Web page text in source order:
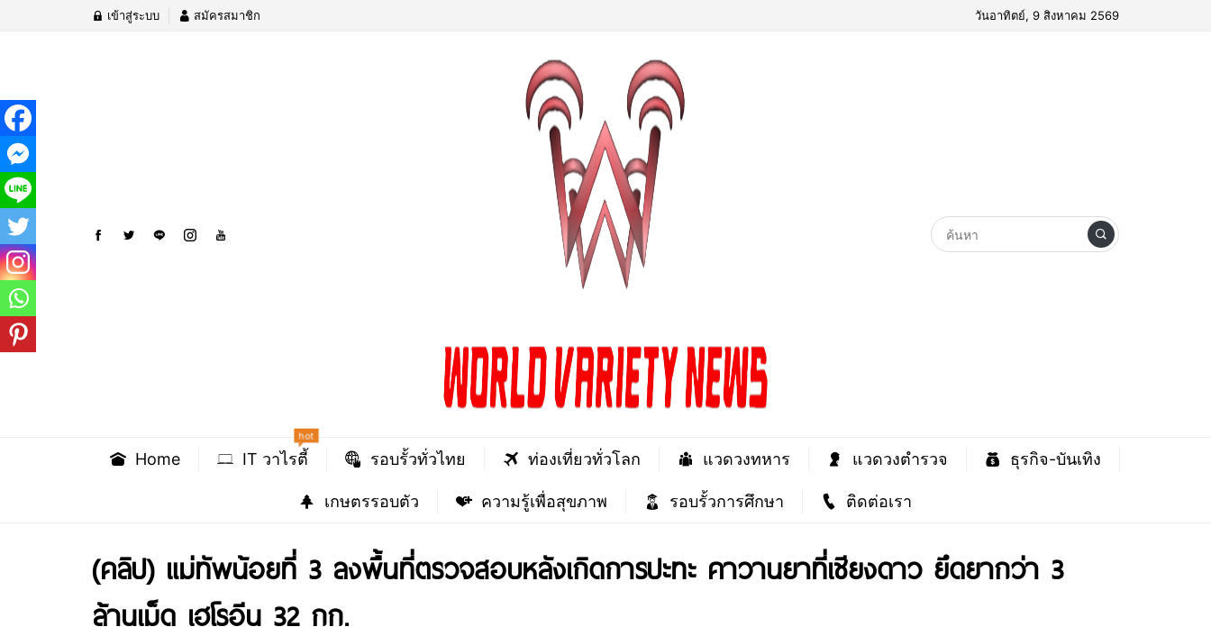
เข้าสู่ระบบ สมัครสมาชิก วันอาทิตย์, 9 สิงหาคม 2569
Home IT วาไรตี้
hot
รอบรั้วทั่วไทย ท่องเที่ยวทั่วโลก แวดวงทหาร แวดวงตำรวจ ธุรกิจ-บันเทิง
เกษตรรอบตัว ความรู้เพื่อสุขภาพ รอบรั้วการศึกษา ติดต่อเรา
(คลิป) แม่ทัพน้อยที่ 3 ลงพื้นที่ตรวจสอบหลังเกิดการปะทะ คาวานยาที่เชียงดาว ยึดยากว่า 3
ล้านเม็ด เฮโรอีน 32 กก.